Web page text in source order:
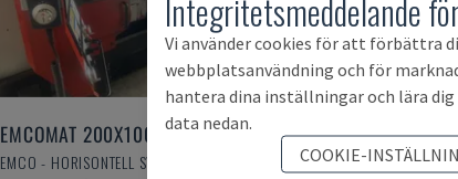
EMCOMAT 200X1000
EMCO - HORISONTELL SVARV
TH 4610
OPTIMUM - HORISONTELL
Integritetsmeddelande
Vi använder cookies för att förbättra
webbplatsanvändning och för
hantera dina inställningar och lära dig
data nedan.
COOKIE-